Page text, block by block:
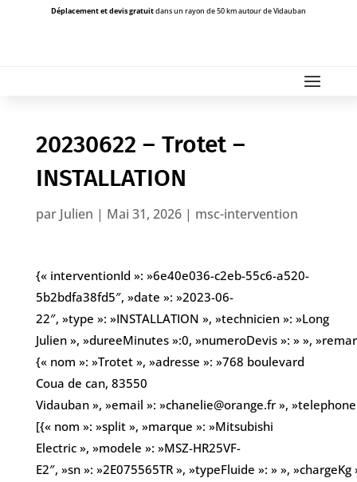
Déplacement et devis gratuitdans un rayon de 50 km autour de Vidauban
20230622 – Trotet –
INSTALLATION
par Julien | Mai 31, 2026| msc-intervention
{« interventionId »: »6e40e036-c2eb-55c6-a520-
5b2bdfa38fd5″, »date »: »2023-06-
22″, »type »: »INSTALLATION », »technicien »: »Long
Julien », »dureeMinutes »:0, »numeroDevis »: » »,
{« nom »: »Trotet », »adresse »: »768 boulevard
Coua de can, 83550
Vidauban », »email »: »chanelie@orange.fr »,
[{« nom »: »split », »marque »: »Mitsubishi
Electric », »modele »: »MSZ-HR25VF-
E2″, »sn »: »2E075565TR », »typeFluide »: » », »chargeKg